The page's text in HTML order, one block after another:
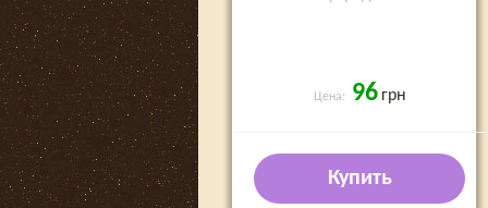
Цена: 96 грн
Купить